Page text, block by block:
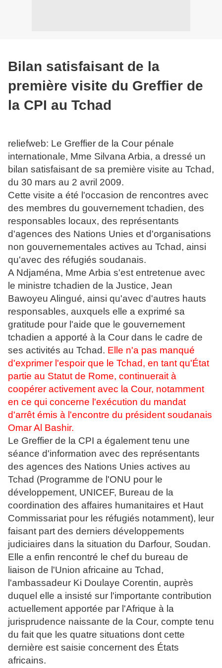
Bilan satisfaisant de la
première visite du Greffier de
la CPI au Tchad
reliefweb: Le Greffier de la Cour pénale
internationale, Mme Silvana Arbia, a dressé un
bilan satisfaisant de sa première visite au Tchad,
du 30 mars au 2 avril 2009.
Cette visite a été l'occasion de rencontres avec
des membres du gouvernement tchadien, des
responsables locaux, des représentants
d'agences des Nations Unies et d'organisations
non gouvernementales actives au Tchad, ainsi
qu'avec des réfugiés soudanais.
A Ndjaména, Mme Arbia s'est entretenue avec
le ministre tchadien de la Justice, Jean
Bawoyeu Alingué, ainsi qu'avec d'autres hauts
responsables, auxquels elle a exprimé sa
gratitude pour l'aide que le gouvernement
tchadien a apporté à la Cour dans le cadre de
ses activités au Tchad. Elle n'a pas manqué
d'exprimer l'espoir que le Tchad, en tant qu'État
partie au Statut de Rome, continuerait à
coopérer activement avec la Cour, notamment
en ce qui concerne l'exécution du mandat
d'arrêt émis à l'encontre du président soudanais
Omar Al Bashir.
Le Greffier de la CPI a également tenu une
séance d'information avec des représentants
des agences des Nations Unies actives au
Tchad (Programme de l'ONU pour le
développement, UNICEF, Bureau de la
coordination des affaires humanitaires et Haut
Commissariat pour les réfugiés notamment), leur
faisant part des derniers développements
judiciaires dans la situation du Darfour, Soudan.
Elle a enfin rencontré le chef du bureau de
liaison de l'Union africaine au Tchad,
l'ambassadeur Ki Doulaye Corentin, auprès
duquel elle a insisté sur l'importante contribution
actuellement apportée par l'Afrique à la
jurisprudence naissante de la Cour, compte tenu
du fait que les quatre situations dont cette
dernière est saisie concernent des États
africains.